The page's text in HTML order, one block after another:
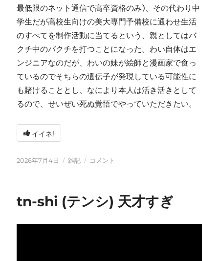
最低限のネット通信で高卒資格のみ)、その代わり中
学生だが高校生向けの美大専門予備校に通わせ生活
のすべてを制作活動に当てるという、親としてはバ
クチ中のバクチを打つことになった。わい自体はエ
ンジニアなのだが、わいの妹が絵師と漫画家で食っ
ているのでそちらの遺伝子が発現している可能性に
も賭けることとし、なにより本人は活き活きとして
るので、せいぜい死ぬ覚悟でやっていただきたい。
イイネ!
投
2026年7月4日
カ
ー
雑記
い
と
コメント
tn-shi (テンシ) 天才すぎ